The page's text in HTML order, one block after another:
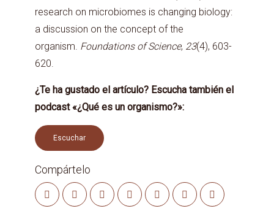
research on microbiomes is changing biology:
a discussion on the concept of the
organism. Foundations of Science, 23(4), 603-
620.
¿Te ha gustado el artículo? Escucha también el
podcast «¿Qué es un organismo?»:
Escuchar
Compártelo